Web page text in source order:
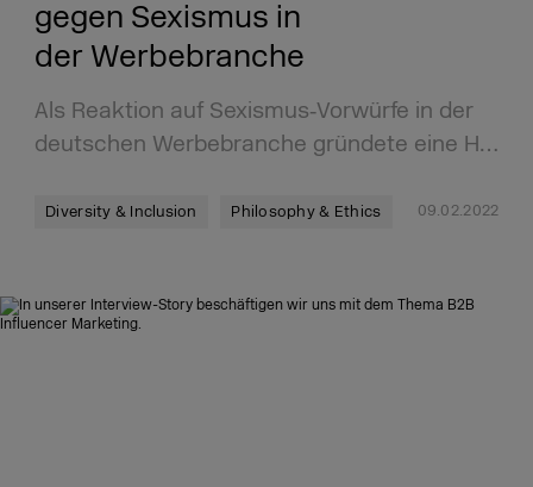
gegen Sexismus in
der Werbebranche
Als Reaktion auf Sexismus‑Vorwürfe in der
deutschen Werbebranche gründete eine H…
Diversity & Inclusion Philosophy & Ethics 09.02.2022